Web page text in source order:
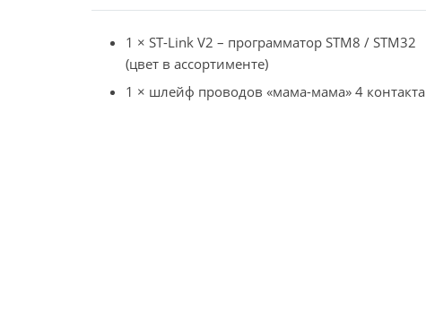
1 × ST-Link V2 – программатор STM8 / STM32
(цвет в ассортименте)
1 × шлейф проводов «мама-мама» 4 контакта